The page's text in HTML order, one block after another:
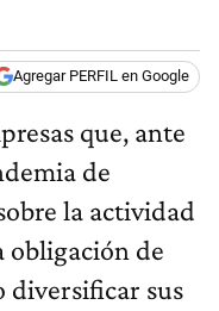
Agregar PERFIL en Google
que, ante
de
la actividad
obligación de
diversificar sus